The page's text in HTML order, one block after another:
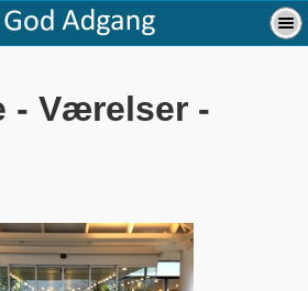
- Værelser -